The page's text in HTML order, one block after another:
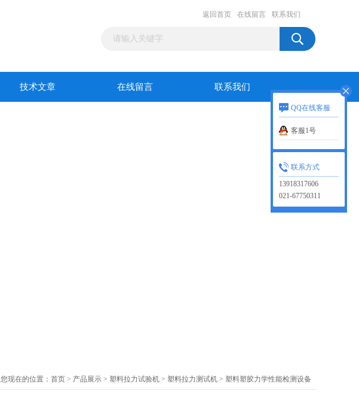
返回首页 在线留言 联系我们
技术文章 在线留言 联系我们
您现在的位置： 首页 > 产品展示 > 塑料拉力试验机 > 塑料拉力测试机 > 塑料塑胶力学性能检测设备
QQ在线客服
客服1号
联系方式
13918317606
021-67750311